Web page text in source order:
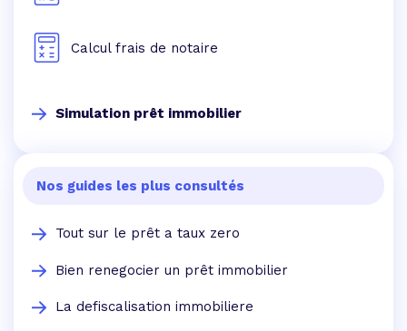
Calcul frais de notaire
Simulation prêt immobilier
Nos guides les plus consultés
Tout sur le prêt a taux zero
Bien renegocier un prêt immobilier
La defiscalisation immobiliere